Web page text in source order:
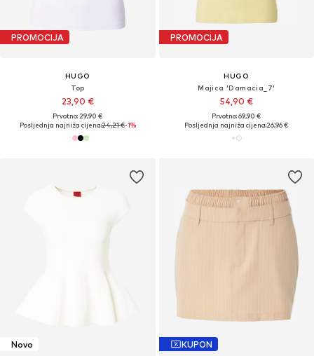
PROMOCIJA
HUGO
Top
23,90 €
Prvotno: 29,90 €
Posljednja najniža cijena:24,21 €-1%
PROMOCIJA
HUGO
Majica 'Damacia_7'
54,90 €
Prvotno: 69,90 €
Posljednja najniža cijena:26,96 €
Novo KUPON